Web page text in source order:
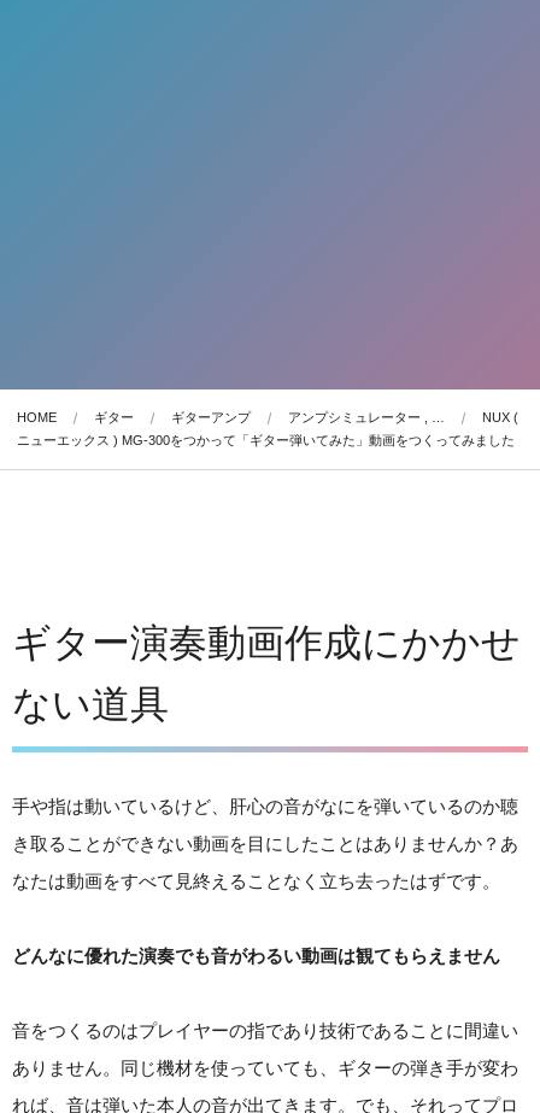
HOME ギター ギターアンプ アンプシミュレーター , …
NUX (
ニューエックス ) MG-300をつかって「ギター弾いてみた」動画をつくってみました
ギター演奏動画作成にかかせ
ない道具
手や指は動いているけど、肝心の音がなにを弾いているのか聴
き取ることができない動画を目にしたことはありませんか？あ
なたは動画をすべて見終えることなく立ち去ったはずです。
どんなに優れた演奏でも音がわるい動画は観てもらえません
音をつくるのはプレイヤーの指であり技術であることに間違い
ありません。同じ機材を使っていても、ギターの弾き手が変わ
れば、音は弾いた本人の音が出てきます。でも、それってプロ